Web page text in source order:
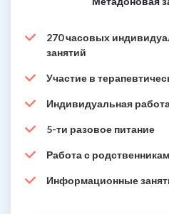
270 часовых
занятий
Участие в
Индивидуальная
5-ти разовое питание
Работа с
Информационные